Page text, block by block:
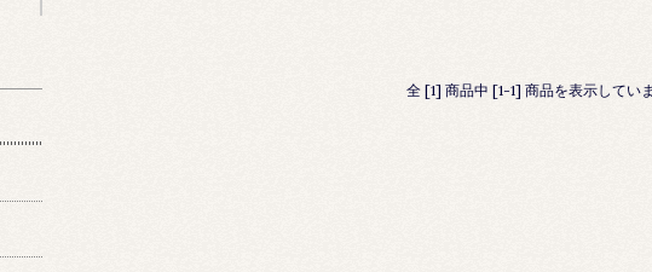
全 [1] 商品中 [1-1] 商品を表示してい